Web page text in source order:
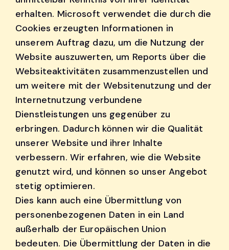
erhalten. Microsoft verwendet die durch die
Cookies erzeugten Informationen in
unserem Auftrag dazu, um die Nutzung der
Website auszuwerten, um Reports über die
Websiteaktivitäten zusammenzustellen und
um weitere mit der Websitenutzung und der
Internetnutzung verbundene
Dienstleistungen uns gegenüber zu
erbringen. Dadurch können wir die Qualität
unserer Website und ihrer Inhalte
verbessern. Wir erfahren, wie die Website
genutzt wird, und können so unser Angebot
stetig optimieren.
Dies kann auch eine Übermittlung von
personenbezogenen Daten in ein Land
außerhalb der Europäischen Union
bedeuten. Die Übermittlung der Daten in die